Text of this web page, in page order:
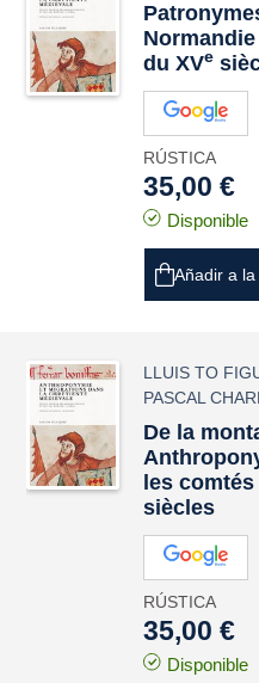
du XVe
RÚSTICA
35,00 €
Disponible
Añadir a la
LLUIS TO
PASCAL
De la
les
siècles
RÚSTICA
35,00 €
Disponible